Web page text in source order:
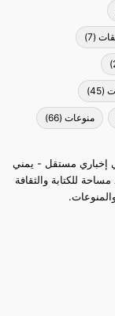
(7)
(45)
منوعات (66)
إخباري مستقل - يمني
للكتابة والثقافة